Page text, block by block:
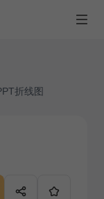
折线图